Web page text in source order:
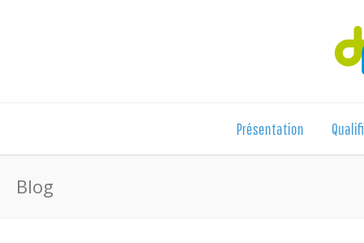
Présentation
Blog